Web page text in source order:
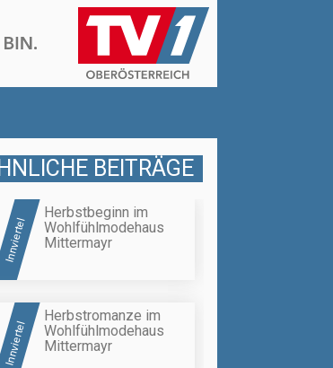
BEITRÄGE
Innviertel
Herbstbeginn im
Wohlfühlmodehaus
Mittermayr
Innviertel
Herbstromanze im
Wohlfühlmodehaus
Mittermayr